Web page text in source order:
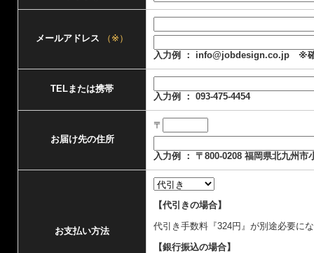
メールアドレス
（※）
入力例 ： info@jobdesign.co.jp ※確
TELまたは携帯
入力例 ： 093-475-4454
お届け先の住所
〒
入力例 ： 〒800-0208 福岡県北九州市
お支払い方法
【代引きの場合】
代引き手数料『324円』が別途必要に
【銀行振込の場合】